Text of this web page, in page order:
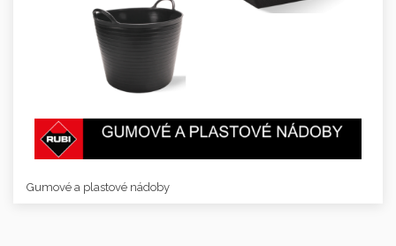
Gumové a plastové nádoby